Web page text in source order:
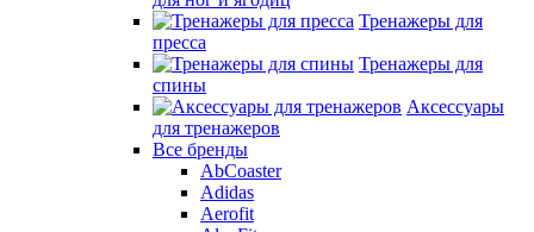
Тренажеры для
пресса
Тренажеры для
спины
Аксессуары
для тренажеров
Все бренды
AbCoaster
Adidas
Aerofit